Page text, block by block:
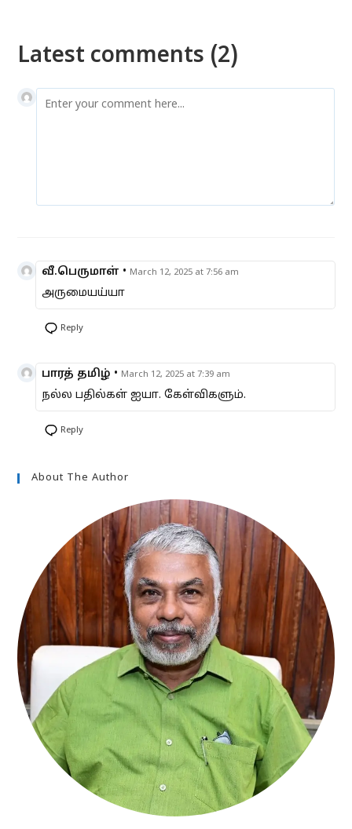
Latest comments (2)
வீ.பெருமாள் • March 12, 2025 at 7:56 am
அருமையய்யா
Reply
பாரத் தமிழ் • March 12, 2025 at 7:39 am
நல்ல பதில்கள் ஐயா. கேள்விகளும்.
Reply
About The Author